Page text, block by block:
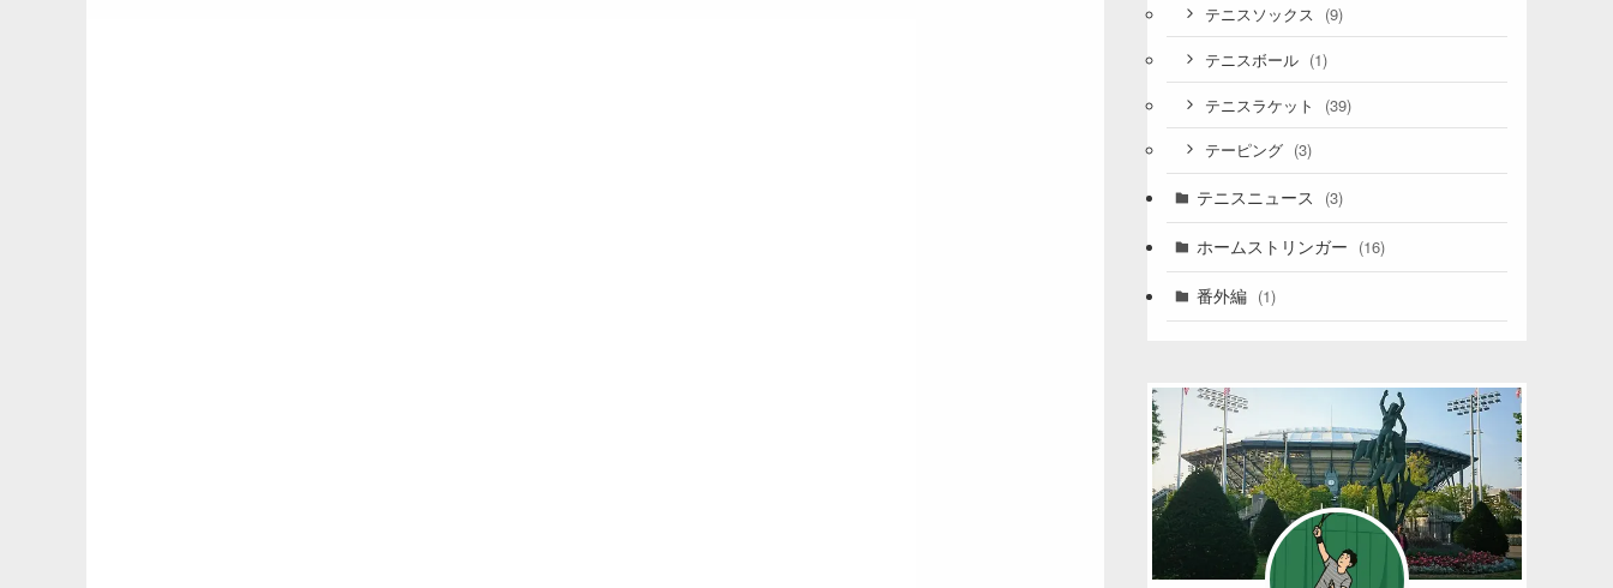
テニスソックス (9)
テニスボール (1)
テニスラケット (39)
テーピング (3)
テニスニュース (3)
ホームストリンガー (16)
番外編 (1)